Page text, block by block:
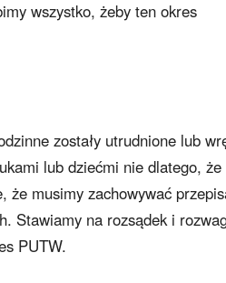
wszystko, żeby ten okres
zostały utrudnione lub
lub dziećmi nie dlatego, że
że musimy zachowywać
Stawiamy na rozsądek i
PUTW.